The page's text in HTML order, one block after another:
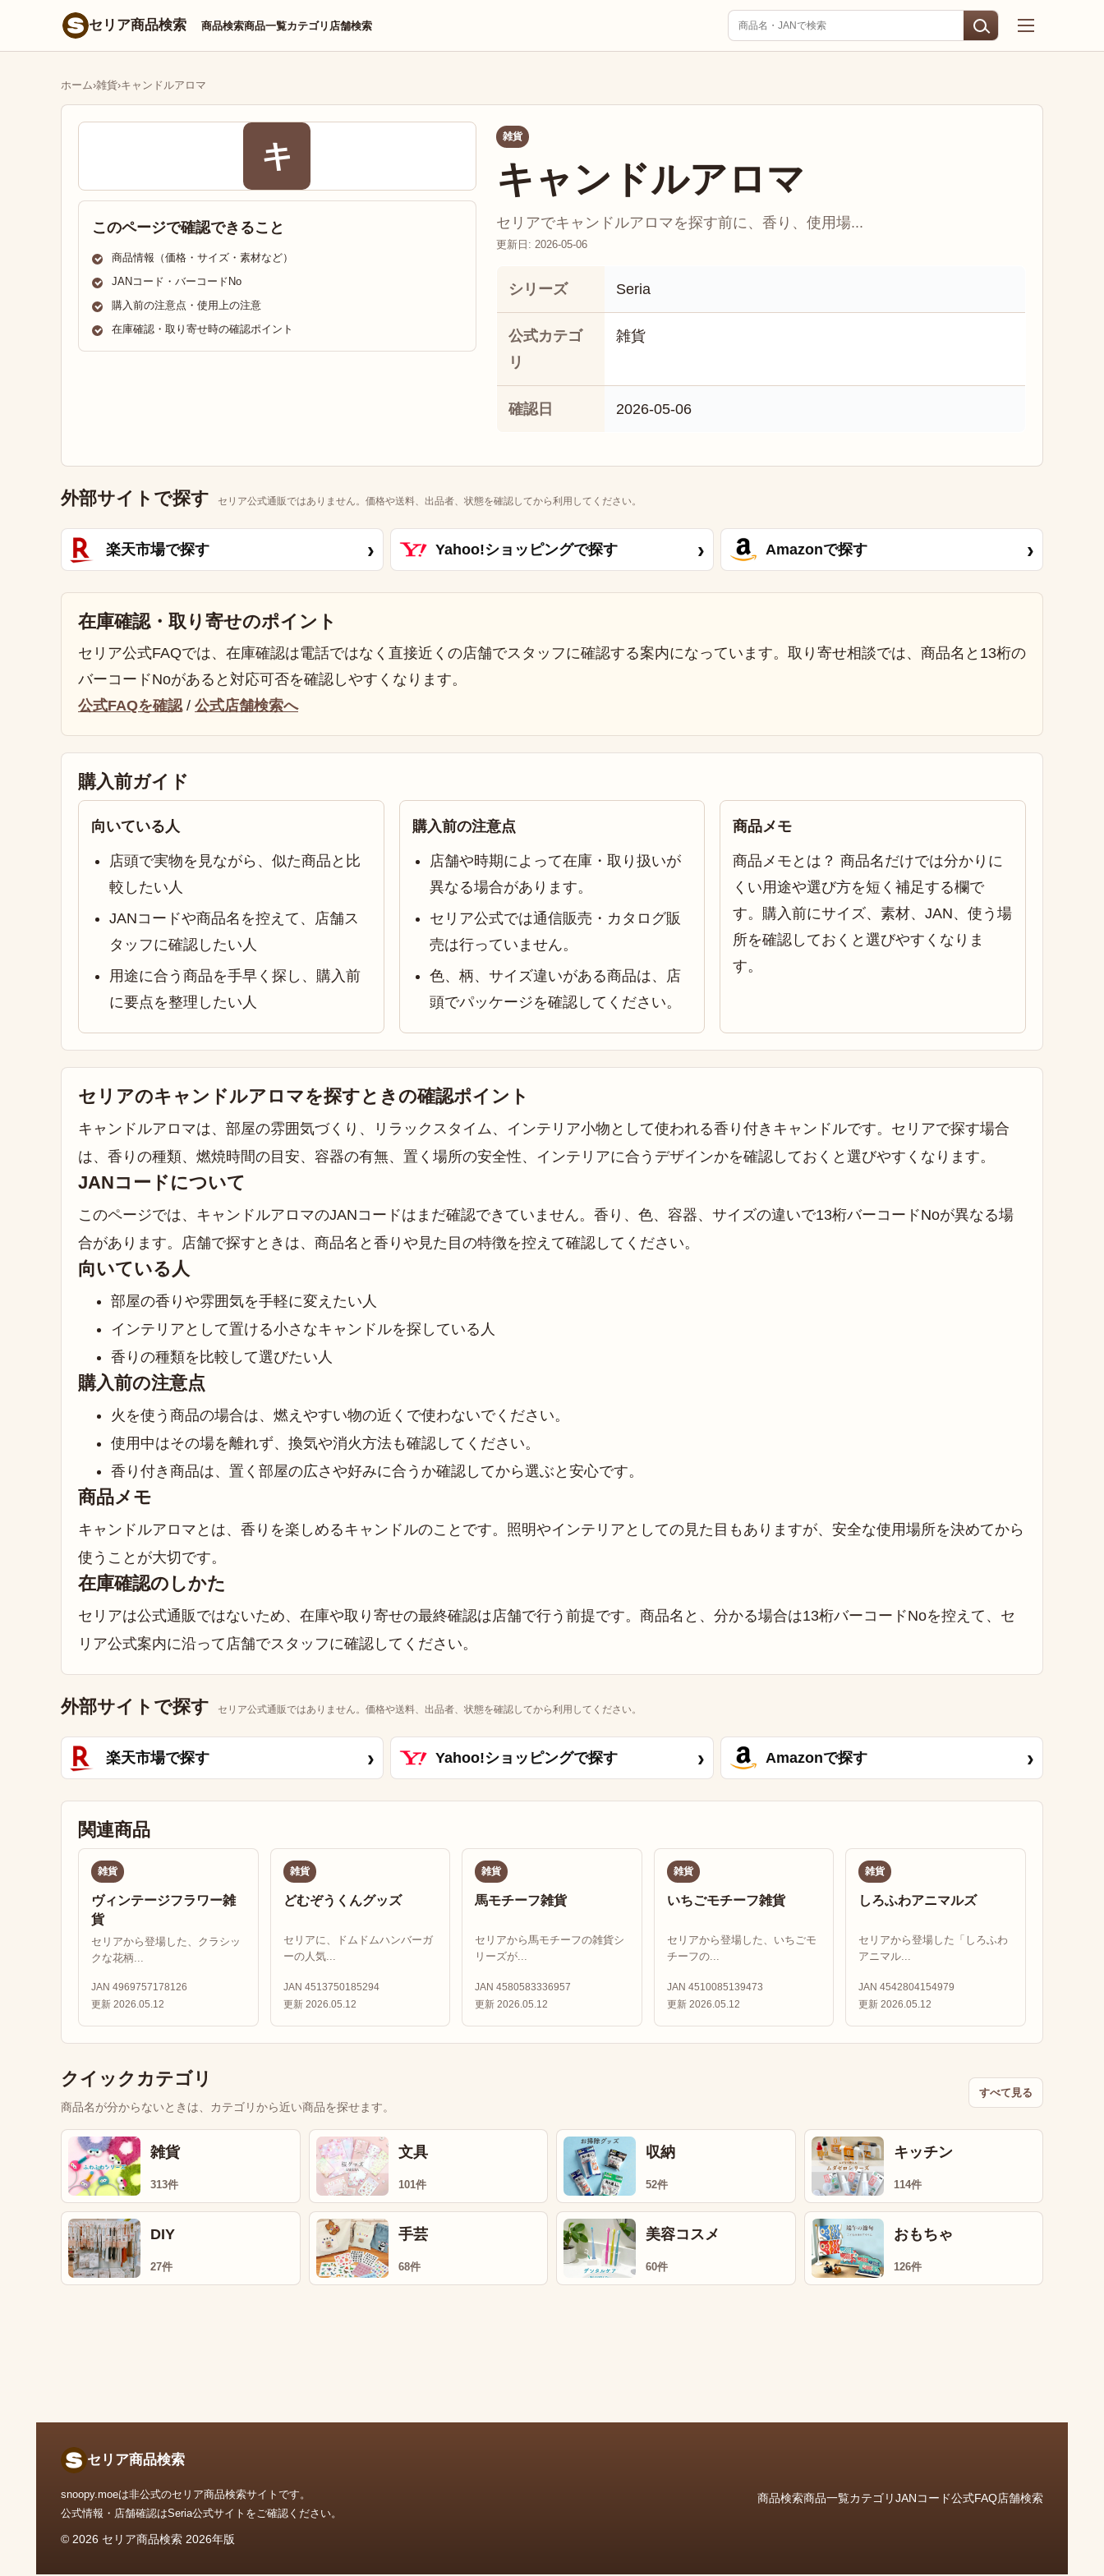
セリア商品検索 商品検索商品一覧カテゴリ 店舗検索
ホーム›雑貨›キャンドルアロマ
キ
このページで確認できること
商品情報（価格・サイズ・素材など）
JANコード・バーコードNo
購入前の注意点・使用上の注意
在庫確認・取り寄せ時の確認ポイント
雑貨
キャンドルアロマ
セリアでキャンドルアロマを探す前に、香り、使用場...
更新日: 2026-05-06
シリーズ Seria
公式カテゴ
リ
雑貨
確認日 2026-05-06
外部サイトで探す セリア公式通販ではありません。価格や送料、出品者、状態を確認してから利用してください。
楽天市場で探す › Yahoo!ショッピングで探す › Amazonで探す ›
在庫確認・取り寄せのポイント
セリア公式FAQでは、在庫確認は電話ではなく直接近くの店舗でスタッフに確認する案内になっています。取り寄せ相談では、商品名と13桁の
バーコードNoがあると対応可否を確認しやすくなります。
公式FAQを確認/ 公式店舗検索へ
購入前ガイド
向いている人
店頭で実物を見ながら、似た商品と比
較したい人
JANコードや商品名を控えて、店舗ス
タッフに確認したい人
用途に合う商品を手早く探し、購入前
に要点を整理したい人
購入前の注意点
店舗や時期によって在庫・取り扱いが
異なる場合があります。
セリア公式では通信販売・カタログ販
売は行っていません。
色、柄、サイズ違いがある商品は、店
頭でパッケージを確認してください。
商品メモ
商品メモとは？ 商品名だけでは分かりに
くい用途や選び方を短く補足する欄で
す。購入前にサイズ、素材、JAN、使う場
所を確認しておくと選びやすくなりま
す。
セリアのキャンドルアロマを探すときの確認ポイント
キャンドルアロマは、部屋の雰囲気づくり、リラックスタイム、インテリア小物として使われる香り付きキャンドルです。セリアで探す場合
は、香りの種類、燃焼時間の目安、容器の有無、置く場所の安全性、インテリアに合うデザインかを確認しておくと選びやすくなります。
JANコードについて
このページでは、キャンドルアロマのJANコードはまだ確認できていません。香り、色、容器、サイズの違いで13桁バーコードNoが異なる場
合があります。店舗で探すときは、商品名と香りや見た目の特徴を控えて確認してください。
向いている人
部屋の香りや雰囲気を手軽に変えたい人
インテリアとして置ける小さなキャンドルを探している人
香りの種類を比較して選びたい人
購入前の注意点
火を使う商品の場合は、燃えやすい物の近くで使わないでください。
使用中はその場を離れず、換気や消火方法も確認してください。
香り付き商品は、置く部屋の広さや好みに合うか確認してから選ぶと安心です。
商品メモ
キャンドルアロマとは、香りを楽しめるキャンドルのことです。照明やインテリアとしての見た目もありますが、安全な使用場所を決めてから
使うことが大切です。
在庫確認のしかた
セリアは公式通販ではないため、在庫や取り寄せの最終確認は店舗で行う前提です。商品名と、分かる場合は13桁バーコードNoを控えて、セ
リア公式案内に沿って店舗でスタッフに確認してください。
外部サイトで探す セリア公式通販ではありません。価格や送料、出品者、状態を確認してから利用してください。
楽天市場で探す › Yahoo!ショッピングで探す › Amazonで探す ›
関連商品
雑貨
ヴィンテージフラワー雑
貨
セリアから登場した、クラシッ
クな花柄...
JAN 4969757178126
更新 2026.05.12
雑貨
どむぞうくんグッズ
セリアに、ドムドムハンバーガ
ーの人気...
JAN 4513750185294
更新 2026.05.12
雑貨
馬モチーフ雑貨
セリアから馬モチーフの雑貨シ
リーズが...
JAN 4580583336957
更新 2026.05.12
雑貨
いちごモチーフ雑貨
セリアから登場した、いちごモ
チーフの...
JAN 4510085139473
更新 2026.05.12
雑貨
しろふわアニマルズ
セリアから登場した「しろふわ
アニマル...
JAN 4542804154979
更新 2026.05.12
クイックカテゴリ
商品名が分からないときは、カテゴリから近い商品を探せます。
すべて見る
雑貨
313件
文具
101件
収納
52件
キッチン
114件
DIY
27件
手芸
68件
美容コスメ
60件
おもちゃ
126件
セリア商品検索
snoopy.moeは非公式のセリア商品検索サイトです。
公式情報・店舗確認はSeria公式サイトをご確認ください。
© 2026 セリア商品検索 2026年版
商品検索商品一覧カテゴリJANコード公式FAQ店舗検索